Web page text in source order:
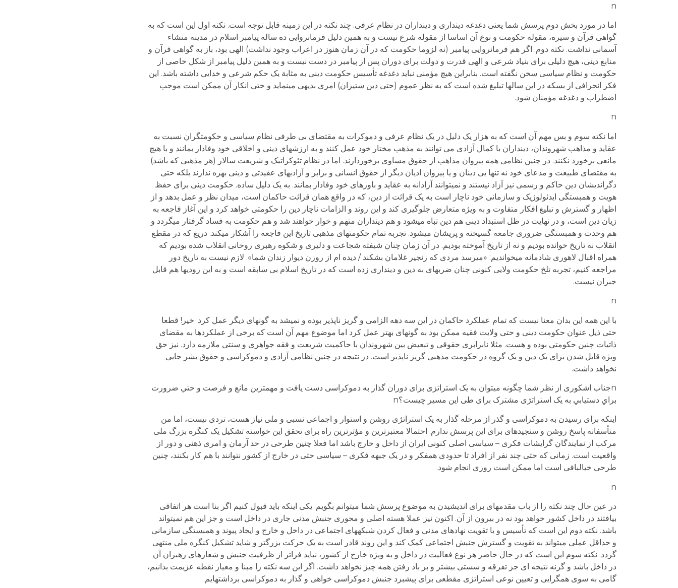
n
اما در مورد بخش دوم پرسش شما یعنی دغدغه دینداری و دینداران در نظام عرفی. چند نکته در این زمینه قابل توجه است. نکته اول این است که به
گواهی قرآن و سیره، مقوله حکومت و نوع آن اساسا از مقوله شرع نیست و به همین دلیل فرمانروایی ده ساله پیامبر اسلام در مدینه منشاء
آسمانی نداشت. نکته دوم. اگر هم فرمانروایی پیامبر (نه لزوما حکومت که در آن زمان هنوز در اعراب وجود نداشت) الهی بود، باز به گواهی قرآن و
منابع دینی، هیچ دلیلی برای بنیاد شرعی و الهی قدرت و دولت برای دوران پس از پیامبر در دست نیست و به همین دلیل پیامبر از شکل خاصی از
حکومت و نظام سیاسی سخن نگفته است. بنابراین هیچ مؤمنی نباید دغدغه تأسیس حکومت دینی به مثابة یک حکم شرعی و خدایی داشته باشد. این
فکر انحرافی از بسکه در این سالها تبلیغ شده است که به نظر عموم (حتی دین ستیزان) امری بدیهی می­نماید و حتی انکار آن ممکن است موجب
اضطراب و دغدغه مؤمنان شود.
n
اما نکته سوم و بس مهم آن است که به هزار یک دلیل در یک نظام عرفی و دموکرات به مقتضای بی طرفی نظام سیاسی و حکومتگران نسبت به
عقاید و مذاهب شهروندان، دینداران با کمال آزادی می توانند به مذهب مختار خود عمل کنند و به ارزش­های دینی و اخلاقی خود وفادار بمانند و با هیچ
مانعی برخورد نکنند. در چنین نظامی همه پیروان مذاهب از حقوق مساوی برخوردارند. اما در نظام تئوکراتیک و شریعت سالار (هر مذهبی که باشد)
به مقتضای طبیعت و مدعای خود نه تنها بی دینان و یا پیروان ادیان دیگر از حقوق انسانی و برابر و آزادی­های عقیدتی و دینی بهره ندارند بلکه حتی
دگراندیشان دین حاکم و رسمی نیز آزاد نیستند و نمی­توانند آزادانه به عقاید و باورهای خود وفادار بمانند. به یک دلیل ساده. حکومت دینی برای حفظ
هویت و همبستگی ایدئولوژیک و سازمانی خود ناچار است به یک قرائت از دین، که در واقع همان قرائت حاکمان است، میدان نظر و عمل بدهد و از
اظهار و گسترش و تبلیغ افکار متفاوت و به ویژه متعارض جلوگیری کند و این روند و الزامات ناچار دین را حکومتی خواهد کرد و این آغاز فاجعه به
زیان دین است، و در نهایت در ظل استبداد دینی هم دین تباه می­شود و هم دینداران متهم و خوار خواهند شد و هم حکومت به فساد گرفتار می­گردد و
هم وحدت و همبستگی ضروری جامعه گسیخته و پریشان می­شود. تجربه تمام حکومت­های مذهبی تاریخ این فاجعه را آشکار می­کند. دریغ که در مقطع
انقلاب نه تاریخ خوانده بودیم و نه از تاریخ آموخته بودیم. در آن زمان چنان شیفته شجاعت و دلیری و شکوه رهبری روحانی انقلاب شده بودیم که
همراه اقبال لاهوری شادمانه می­خواندیم: «می­رسد مردی که زنجیر غلامان بشکند / دیده ام از روزن دیوار زندان شما». لازم نیست به تاریخ دور
مراجعه کنیم، تجربه تلخ حکومت ولایی کنونی چنان ضربه­ای به دین و دینداری زده است که در تاریخ اسلام بی سابقه است و به این زودی­ها هم قابل
جبران نیست.
n
با این همه این بدان معنا نیست که تمام عملکرد حاکمان در این سه دهه الزامی و گریز ناپذیر بوده و نمی­شد به گونه­ای دیگر عمل کرد. خیر! قطعا
حتی ذیل عنوان حکومت دینی و حتی ولایت فقیه ممکن بود به گونه­ای بهتر عمل کرد اما موضوع مهم آن است که برخی از عملکردها به مقضای
ذاتیات چنین حکومتی بوده و هست. مثلا نابرابری حقوقی و تبعیض بین شهروندان با حاکمیت شریعت و فقه جواهری و سنتی ملازمه دارد. نیز حق
ویژه قایل شدن برای یک دین و یک گروه در حکومت مذهبی گریز ناپذیر است. در نتیجه در چنین نظامی آزادی و دموکراسی و حقوق بشر جایی
نخواهد داشت.
nجناب اشکوری از نظر شما چگونه میتوان به يک استراتزی برای دوران گذار به دموکراسی دست يافت و مهمترين مانع و فرصت و حتي ضرورت
براي دستيابي به يک استراتژی مشترک برای طی اين مسیر چیست؟n
اینکه برای رسیدن به دموکراسی و گذر از مرحله گذار به یک استراتژی روشن و استوار و اجماعی نسبی و ملی نیاز هست، تردی نیست، اما من
متأسفانه پاسخ روشن و سنجیده­ای برای این پرسش ندارم. احتمالا معتبرترین و مؤثرترین راه برای تحقق این خواسته تشکیل یک کنگره بزرگ ملی
مرکب از نمایندگان گرایشات فکری – سیاسی اصلی کنونی ایران از داخل و خارج باشد اما فعلا چنین طرحی در حد آرمان و امری ذهنی و دور از
واقعیت است. زمانی که حتی چند نفر از افراد تا حدودی همفکر و در یک جبهه فکری – سیاسی حتی در خارج از کشور نتوانند با هم کار بکنند، چنین
طرحی خیالبافی است اما ممکن است روزی انجام شود.
n
در عین حال چند نکته را از باب مقدمه­ای برای اندیشیدن به موضوع پرسش شما می­توانم بگویم. یکی اینکه باید قبول کنیم اگر بنا است هر اتفاقی
بیافتند در داخل کشور خواهد بود نه در بیرون از آن. اکنون نیز عملا هسته اصلی و محوری جنبش مدنی جاری در داخل است و جز این هم نمی­تواند
باشد. نکته دوم این است که تأسیس و یا تقویت نهادهای مدنی و فعال کردن شبکه­های اجتماعی در داخل و خارج و ایجاد پیوند و همبستگی سازمانی
و حداقل عملی می­تواند به تقویت و گسترش جنبش اجتماعی کمک کند و این روند قادر است به یک حرکت بزرگتر و شاید تشکیل کنگره ملی منتهی
گردد. نکته سوم این است که در حال حاضر هر نوع فعالیت در داخل و به ویژه خارج از کشور، نباید فراتر از ظرفیت جنبش و شعارهای رهبران آن
در داخل باشد و گرنه نتیجه ای جز تفرقه و سستی بیشتر و بر باد رفتن همه چیز نخواهد داشت. اگر این سه نکته را مبنا و معیار نقطه عزیمت بدانیم،
گامی به سوی همگرایی و تعیین نوعی استراتژی مقطعی برای پیشبرد جنبش دموکراسی خواهی و گذار به دموکراسی برداشته­ایم.